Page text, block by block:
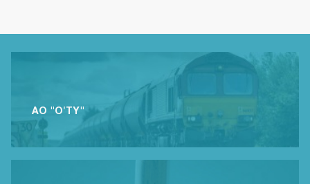
АО "O'TY"